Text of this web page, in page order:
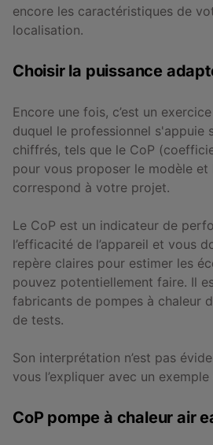
encore les caractéristiques de
localisation.
Choisir la puissance
Encore une fois, c’est un
duquel le professionnel s'appuie
chiffrés, tels que le CoP
pour vous proposer le modèle et
correspond à votre projet.
Le CoP est un indicateur de
l’efficacité de l’appareil et vous
repère claires pour estimer les
pouvez potentiellement faire. Il
fabricants de pompes à chaleur
de tests.
Son interprétation n’est pas
vous l’expliquer avec un
CoP pompe à chaleur air